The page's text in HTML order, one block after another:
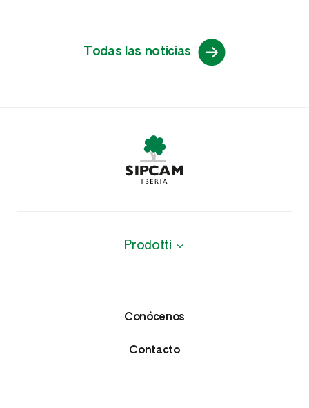
Todas las noticias
Prodotti
Protección de cultivos
Insecticidas y Nematicidas
Conócenos
Contacto